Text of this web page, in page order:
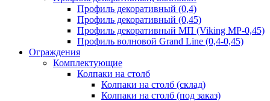
Профиль декоративный (0,4)
Профиль декоративный (0,45)
Профиль декоративный МП (Viking MP-0,45)
Профиль волновой Grand Line (0,4-0,45)
Ограждения
Комплектующие
Колпаки на столб
Колпаки на столб (склад)
Колпаки на столб (под заказ)